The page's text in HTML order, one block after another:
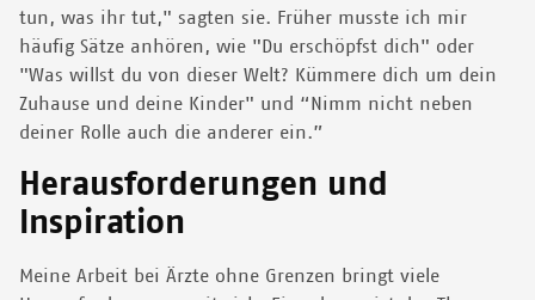
tun, was ihr tut," sagten sie. Früher musste ich mir
häufig Sätze anhören, wie "Du erschöpfst dich" oder
"Was willst du von dieser Welt? Kümmere dich um dein
Zuhause und deine Kinder" und “Nimm nicht neben
deiner Rolle auch die anderer ein.”
Herausforderungen und
Inspiration
Meine Arbeit bei Ärzte ohne Grenzen bringt viele